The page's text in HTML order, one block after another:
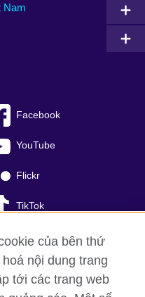
Nam
Facebook
YouTube
Flickr
TikTok
của bên thứ
nội dung trang
tới các trang web